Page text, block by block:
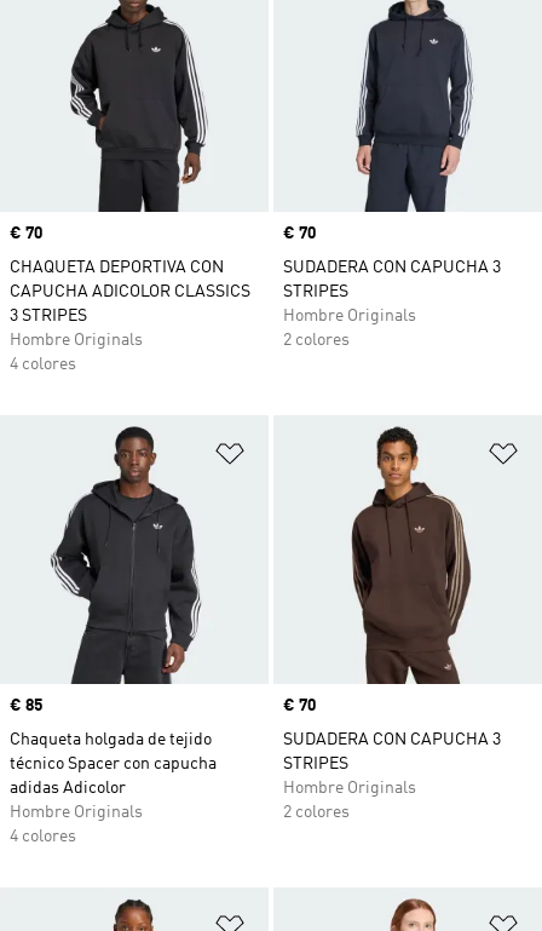
Precio
€ 70
CHAQUETA DEPORTIVA CON
CAPUCHA ADICOLOR CLASSICS
3 STRIPES
Hombre Originals
4 colores
Precio
€ 70
SUDADERA CON CAPUCHA 3
STRIPES
Hombre Originals
2 colores
Añadir a la lista de deseos
Precio
€ 85
Chaqueta holgada de tejido
técnico Spacer con capucha
adidas Adicolor
Hombre Originals
4 colores
Precio
€ 70
SUDADERA CON CAPUCHA 3
STRIPES
Hombre Originals
2 colores
Añadir a la lista de deseos